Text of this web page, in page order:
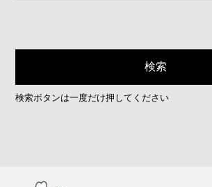
検索ボタンは一度だけ押してください